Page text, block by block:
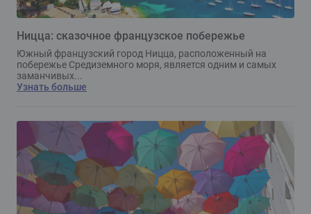
Ницца: сказочное французское побережье
Южный французский город Ницца, расположенный на
побережье Средиземного моря, является одним и самых
заманчивых...
Узнать больше